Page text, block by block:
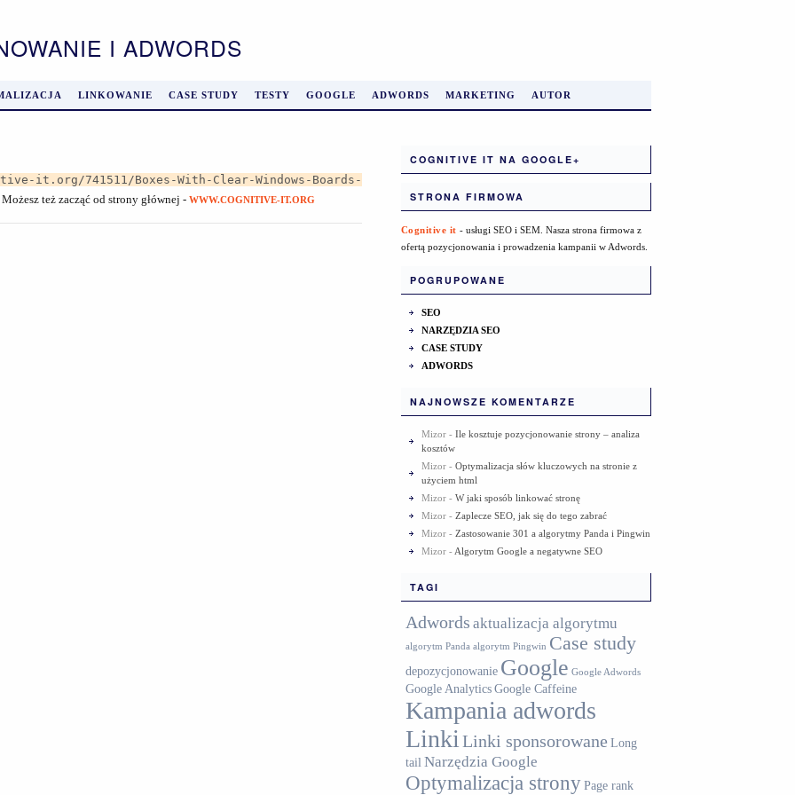
I ADWORDS
LINKOWANIE CASE STUDY TESTY GOOGLE ADWORDS MARKETING AUTOR
it.org/741511/Boxes-With-Clear-Windows-Boards-
też zacząć od strony głównej - WWW.COGNITIVE-IT.ORG
COGNITIVE IT NA GOOGLE+
STRONA FIRMOWA
Cognitive it - usługi SEO i SEM. Nasza strona firmowa z
ofertą pozycjonowania i prowadzenia kampanii w Adwords.
POGRUPOWANE
SEO
NARZĘDZIA SEO
CASE STUDY
ADWORDS
NAJNOWSZE KOMENTARZE
Mizor- Ile kosztuje pozycjonowanie strony – analiza
kosztów
Mizor- Optymalizacja słów kluczowych na stronie z
użyciem html
Mizor- W jaki sposób linkować stronę
Mizor- Zaplecze SEO, jak się do tego zabrać
Mizor- Zastosowanie 301 a algorytmy Panda i Pingwin
Mizor- Algorytm Google a negatywne SEO
TAGI
Adwords aktualizacja algorytmu
algorytm Panda algorytm Pingwin Case study
depozycjonowanie Google Google Adwords
Google AnalyticsGoogle Caffeine
Kampania adwords
Linki Linki sponsorowane Long
tail Narzędzia Google
Optymalizacja stronyPage rank